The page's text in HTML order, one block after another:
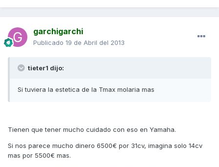
garchigarchi
Publicado 19 de Abril del 2013
tieter1 dijo:
Si tuviera la estetica de la Tmax molaria mas
Tienen que tener mucho cuidado con eso en Yamaha.
Si nos parece mucho dinero 6500€ por 31cv, imagina solo 14cv
mas por 5500€ mas.